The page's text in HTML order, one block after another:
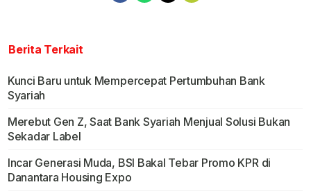
Berita Terkait
Kunci Baru untuk Mempercepat Pertumbuhan Bank
Syariah
Merebut Gen Z, Saat Bank Syariah Menjual Solusi Bukan
Sekadar Label
Incar Generasi Muda, BSI Bakal Tebar Promo KPR di
Danantara Housing Expo